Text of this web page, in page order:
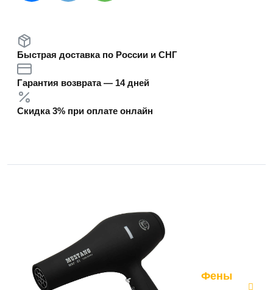
Быстрая доставка по России и СНГ
Гарантия возврата — 14 дней
Скидка 3% при оплате онлайн
Фены